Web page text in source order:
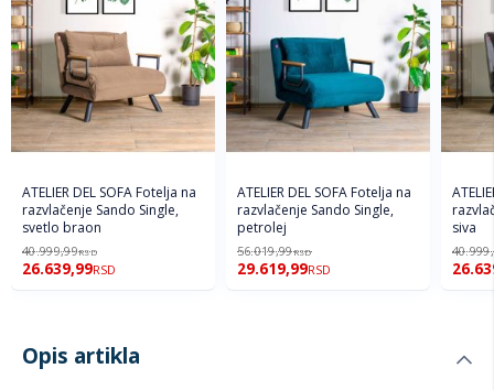
ATELIER DEL SOFA Fotelja na
razvlačenje Sando Single,
svetlo braon
40.999,99RSD
26.639,99RSD
ATELIER DEL SOFA Fotelja na
razvlačenje Sando Single,
petrolej
56.019,99RSD
29.619,99RSD
siva
Opis artikla